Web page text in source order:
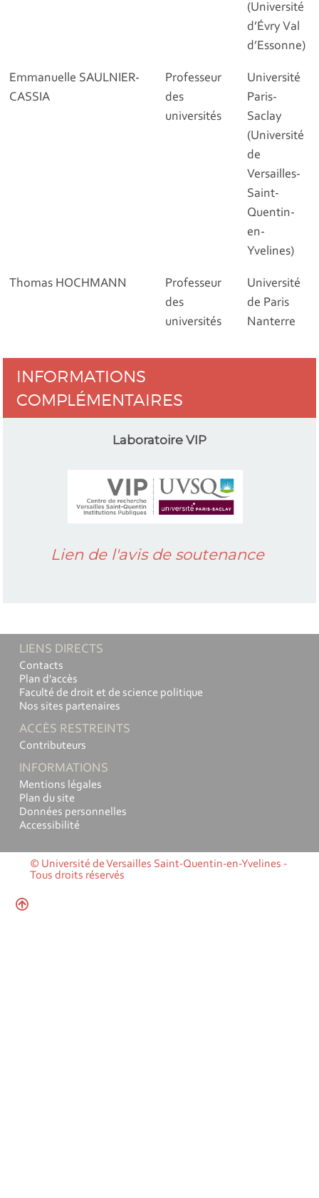
(Université
d’Évry Val
d’Essonne)
Emmanuelle SAULNIER-
CASSIA
Professeur
des
universités
Université
Paris-
Saclay
(Université
de
Versailles-
Saint-
Quentin-
en-
Yvelines)
Thomas HOCHMANN
Professeur
des
universités
Université
de Paris
Nanterre
INFORMATIONS
COMPLÉMENTAIRES
Laboratoire VIP
Lien de l'avis de soutenance
LIENS DIRECTS
Contacts
Plan d'accès
Faculté de droit et de science politique
Nos sites partenaires
ACCÈS RESTREINTS
Contributeurs
INFORMATIONS
Mentions légales
Plan du site
Données personnelles
Accessibilité
© Université de Versailles Saint-Quentin-en-Yvelines -
Tous droits réservés